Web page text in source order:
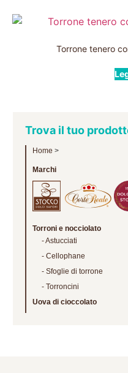
Trova il tuo
Home >
Marchi
Torroni e nocciolato
Astucciati
Cellophane
Sfoglie di torrone
Torroncini
Uova di cioccolato
Torrone tenero